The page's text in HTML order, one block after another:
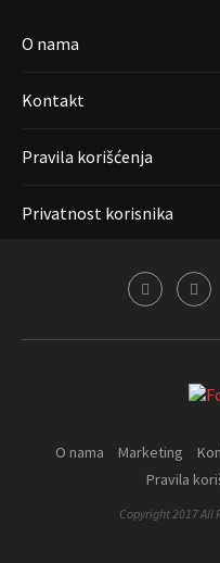
O nama
Kontakt
Pravila korišćenja
Privatnost korisnika
O nama Marketing
Pravila
Copyright 2017 All